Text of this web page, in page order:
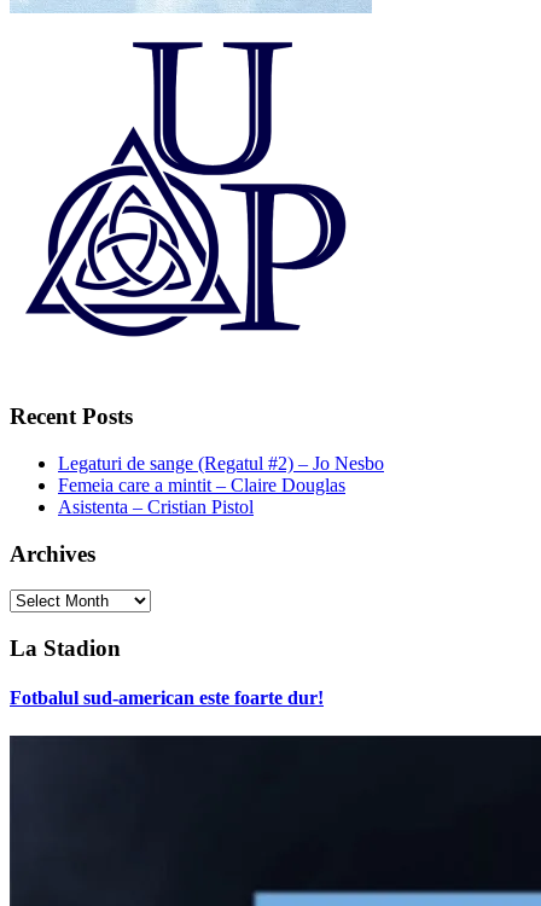
Recent Posts
Legaturi de sange (Regatul #2) – Jo Nesbo
Femeia care a mintit – Claire Douglas
Asistenta – Cristian Pistol
Archives
Archives
La Stadion
Fotbalul sud-american este foarte dur!